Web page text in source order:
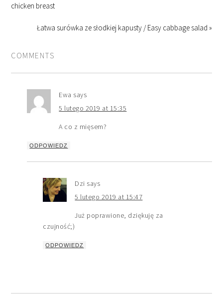
chicken breast
Łatwa surówka ze słodkiej kapusty / Easy cabbage salad »
COMMENTS
Ewa says
5 lutego 2019 at 15:35
A co z mięsem?
ODPOWIEDZ
Dzi says
5 lutego 2019 at 15:47
Już poprawione, dziękuję za
czujność;)
ODPOWIEDZ